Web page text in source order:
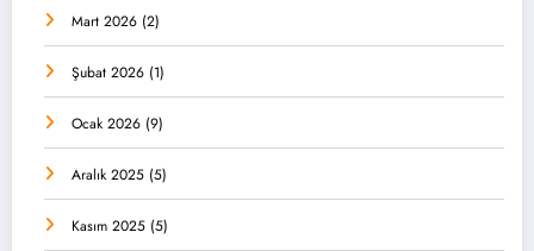
Mart 2026 (2)
Şubat 2026 (1)
Ocak 2026 (9)
Aralık 2025 (5)
Kasım 2025 (5)